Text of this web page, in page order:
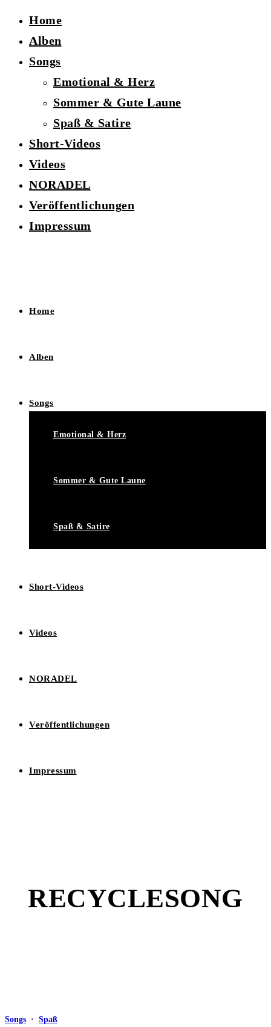
Home
Alben
Songs
Emotional & Herz
Sommer & Gute Laune
Spaß & Satire
Short-Videos
Videos
NORADEL
Veröffentlichungen
Impressum
Home
Alben
Songs
Emotional & Herz
Sommer & Gute Laune
Spaß & Satire
Short-Videos
Videos
NORADEL
Veröffentlichungen
Impressum
RECYCLESONG
Songs · Spaß